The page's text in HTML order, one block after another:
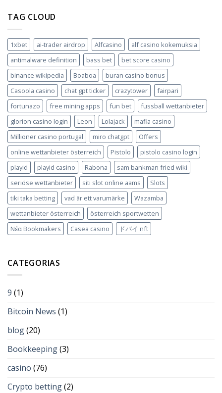
TAG CLOUD
1xbet ai-trader airdrop Alfcasino
alf casino kokemuksia
antimalware definition
bass bet
bet score casino
binance wikipedia
Boaboa
buran casino bonus
Casoola casino
chat gpt ticker crazytower
fairpari
fortunazo
free mining apps fun bet
fussball wettanbieter
glorion casino login
Leon Lolajack
mafia casino
Millioner casino portugal
miro chatgpt
Offers
online wettanbieter österreich
Pistolo
pistolo casino login
playid
playid casino Rabona
sam bankman fried wiki
seriöse wettanbieter
siti slot online aams
Slots
tiki taka betting
vad är ett varumärke
Wazamba
wettanbieter österreich
österreich sportwetten
Νέα Bookmakers
Сasea casino ドバイ nft
CATEGORIAS
9 (1)
Bitcoin News (1)
blog(20)
Bookkeeping(3)
casino (76)
Crypto betting(2)